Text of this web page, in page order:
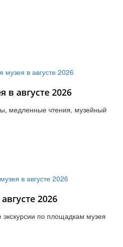
в августе 2026
медленные чтения, музейный
2026
по площадкам музея